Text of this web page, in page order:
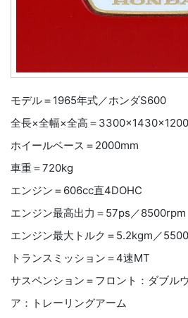
モデル＝1965年式／ホンダS600
全長×全幅×全高＝
ホイールベース＝2000mm
車重＝720kg
エンジン＝606cc直4DOHC
エンジン最高出力＝57ps／8500rpm
エンジン最大トルク＝5.2kgm／
トランスミッション＝4速MT
サスペンション＝フロント：ダブル
ア：トレーリングアーム